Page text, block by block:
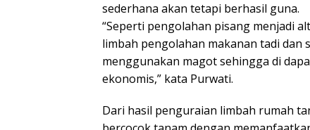
sederhana akan tetapi berhasil guna.
“Seperti pengolahan pisang menjadi
limbah pengolahan makanan tadi
menggunakan magot sehingga di
ekonomis,” kata Purwati.
Dari hasil penguraian limbah rumah